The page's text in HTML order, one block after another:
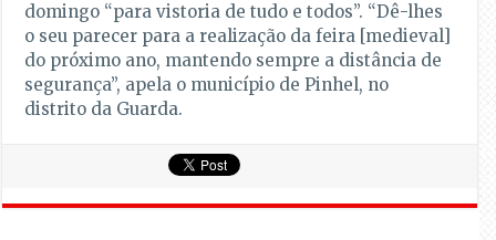
domingo “para vistoria de tudo e todos”. “Dê-lhes
o seu parecer para a realização da feira [medieval]
do próximo ano, mantendo sempre a distância de
segurança”, apela o município de Pinhel, no
distrito da Guarda.